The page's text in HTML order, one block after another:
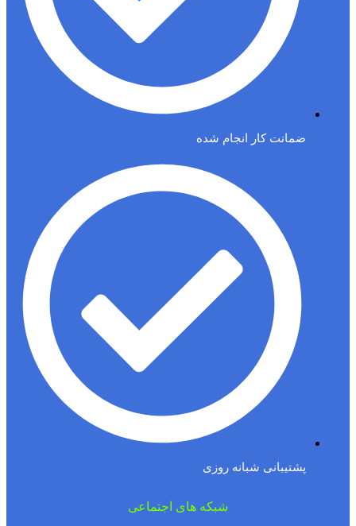
ضمانت کار انجام شده
پشتیبانی شبانه روزی
شبکه های اجتماعی